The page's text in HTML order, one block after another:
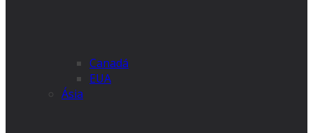
Canadá
EUA
Ásia